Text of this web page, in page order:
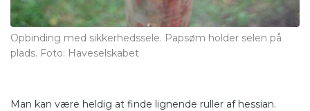
Opbinding med sikkerhedssele. Papsøm holder selen på
plads. Foto: Haveselskabet
Man kan være heldig at finde lignende ruller af hessian.